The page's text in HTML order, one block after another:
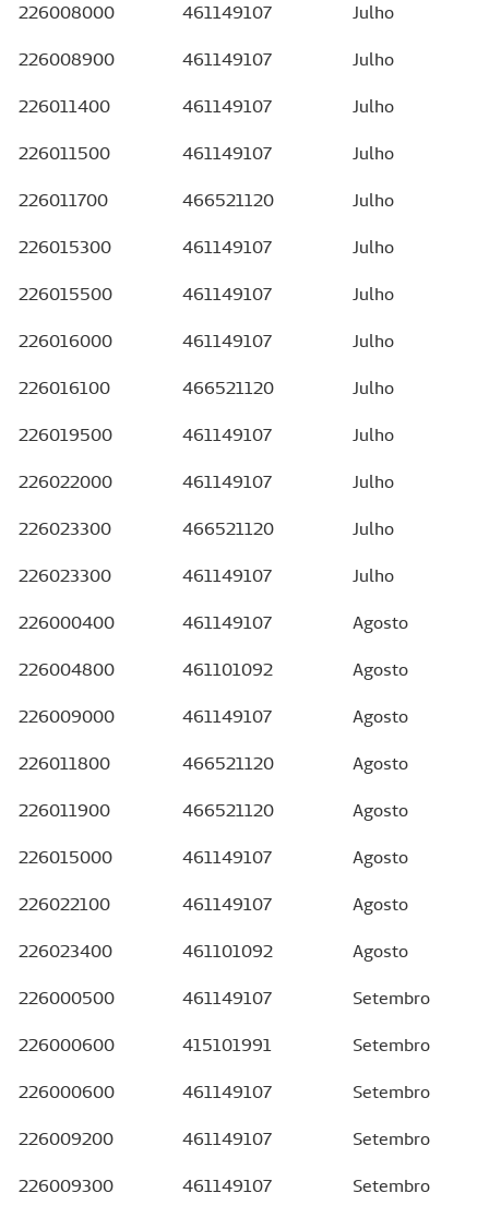
226008000 461149107 Julho
226008900 461149107 Julho
226011400 461149107 Julho
226011500 461149107 Julho
226011700 466521120 Julho
226015300 461149107 Julho
226015500 461149107 Julho
226016000 461149107 Julho
226016100 466521120 Julho
226019500 461149107 Julho
226022000 461149107 Julho
226023300 466521120 Julho
226023300 461149107 Julho
226000400 461149107 Agosto
226004800 461101092 Agosto
226009000 461149107 Agosto
226011800 466521120 Agosto
226011900 466521120 Agosto
226015000 461149107 Agosto
226022100 461149107 Agosto
226023400 461101092 Agosto
226000500 461149107 Setembro
226000600 415101991 Setembro
226000600 461149107 Setembro
226009200 461149107 Setembro
226009300 461149107 Setembro